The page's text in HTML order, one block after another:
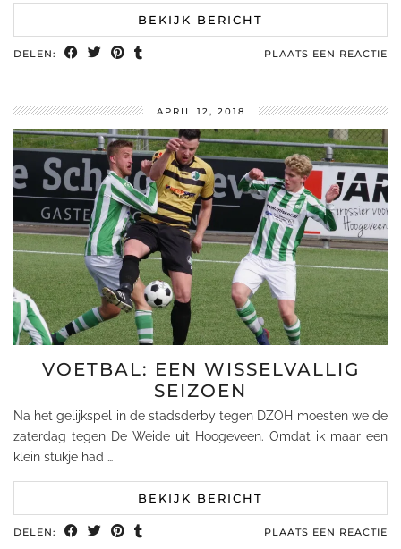
BEKIJK BERICHT
DELEN: PLAATS EEN REACTIE
APRIL 12, 2018
VOETBAL: EEN WISSELVALLIG
SEIZOEN
Na het gelijkspel in de stadsderby tegen DZOH moesten we de
zaterdag tegen De Weide uit Hoogeveen. Omdat ik maar een
klein stukje had …
BEKIJK BERICHT
DELEN: PLAATS EEN REACTIE